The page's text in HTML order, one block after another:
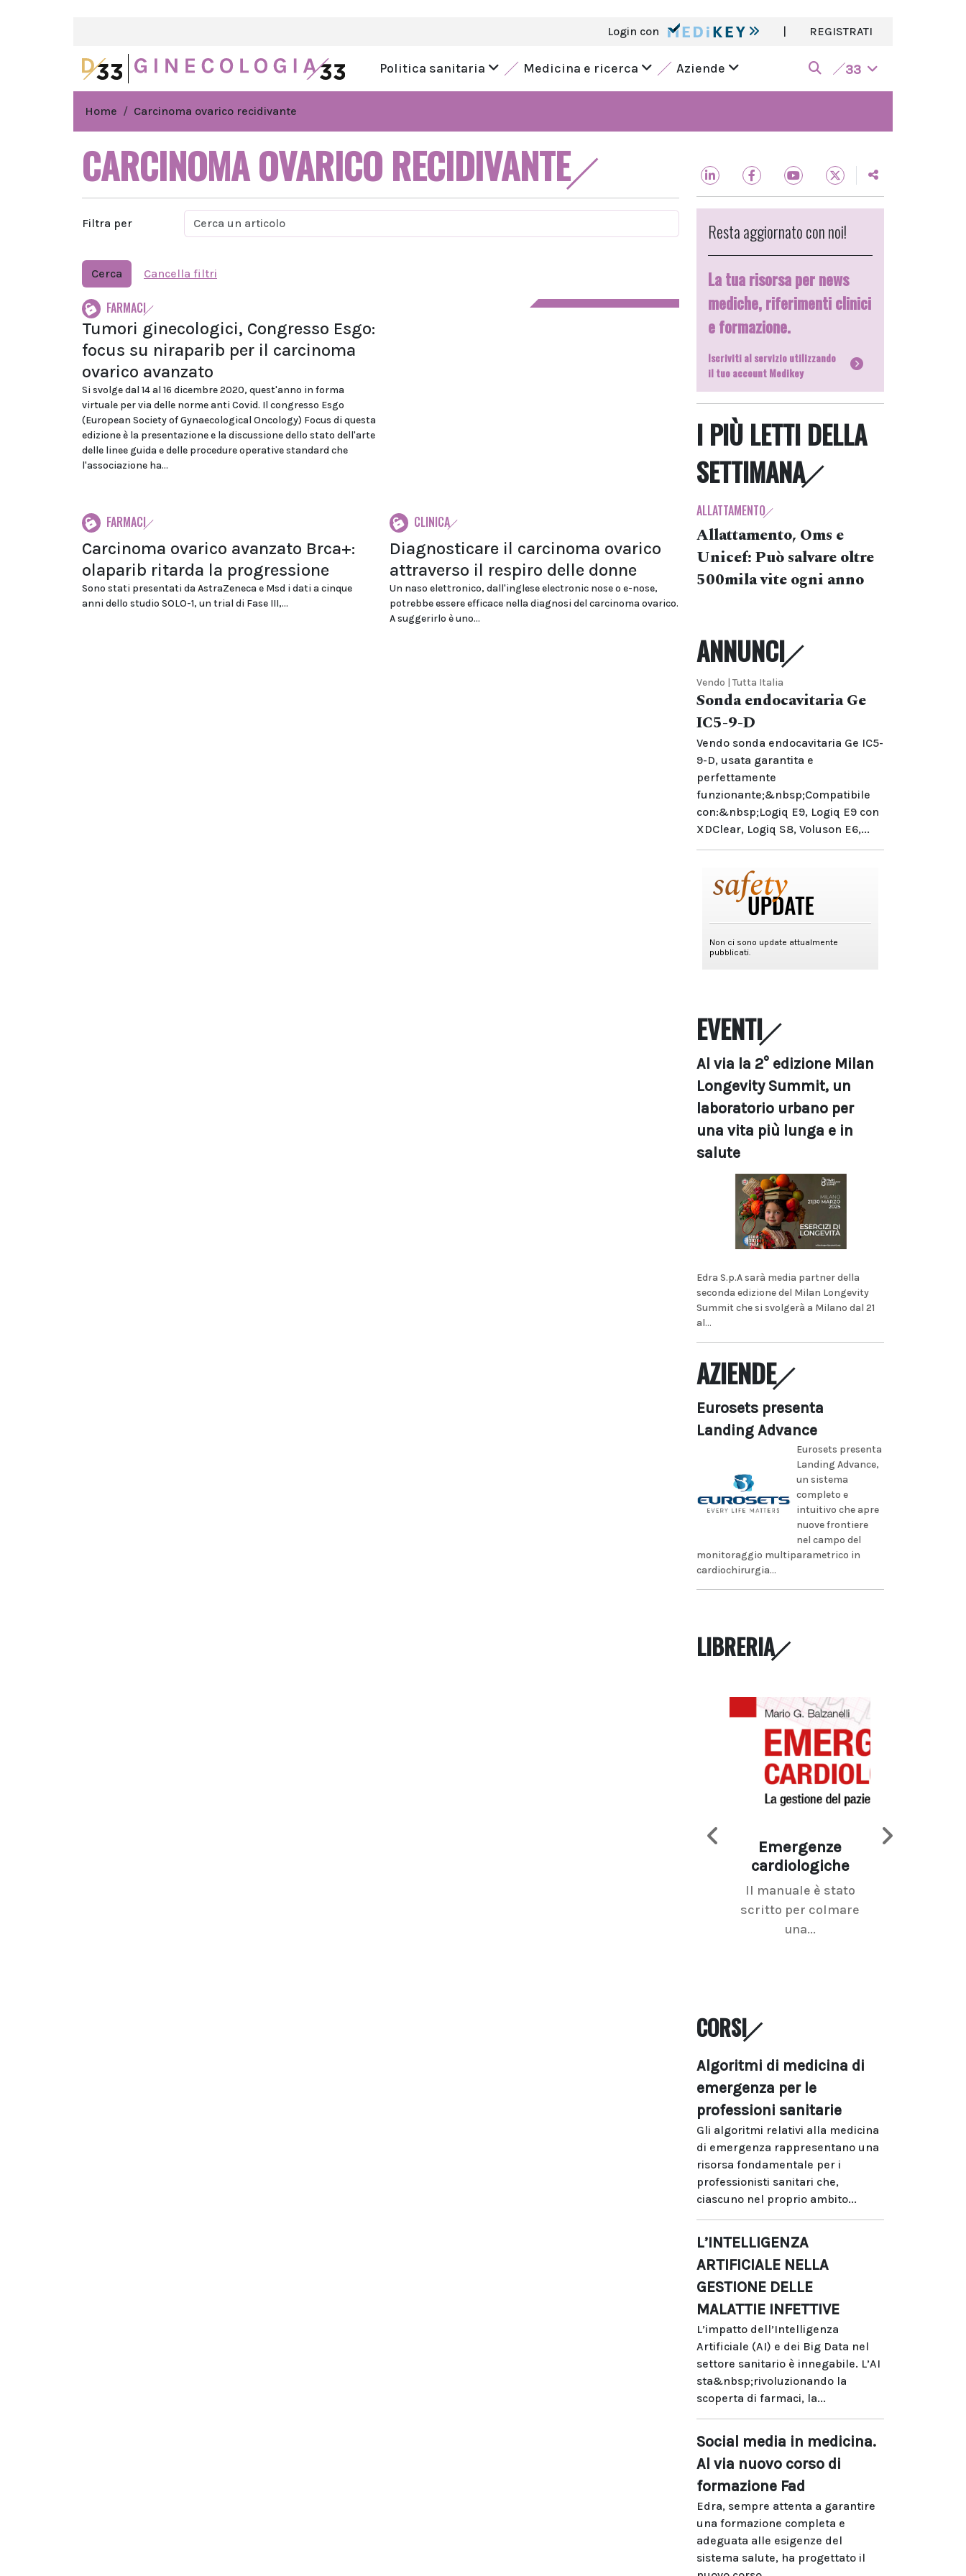
Login con | REGISTRATI
Politica sanitaria Medicina e ricerca Aziende 33
Home Carcinoma ovarico recidivante
CARCINOMA OVARICO RECIDIVANTE
Filtra per
Cerca Cancella filtri
FARMACI
Tumori ginecologici, Congresso Esgo:
focus su niraparib per il carcinoma
ovarico avanzato
Si svolge dal 14 al 16 dicembre 2020, quest'anno in forma
virtuale per via delle norme anti Covid. Il congresso Esgo
(European Society of Gynaecological Oncology) Focus di questa
edizione è la presentazione e la discussione dello stato dell'arte
delle linee guida e delle procedure operative standard che
l'associazione ha...
FARMACI
Carcinoma ovarico avanzato Brca+:
olaparib ritarda la progressione
Sono stati presentati da AstraZeneca e Msd i dati a cinque
anni dello studio SOLO-1, un trial di Fase III,...
CLINICA
Diagnosticare il carcinoma ovarico
attraverso il respiro delle donne
Un naso elettronico, dall'inglese electronic nose o e-nose,
potrebbe essere efficace nella diagnosi del carcinoma ovarico.
A suggerirlo è uno...
Resta aggiornato con noi!
La tua risorsa per news
mediche, riferimenti clinici
e formazione.
Iscriviti al servizio utilizzando
il tuo account Medikey
I PIÙ LETTI DELLA
SETTIMANA
ALLATTAMENTO
Allattamento, Oms e
Unicef: Può salvare oltre
500mila vite ogni anno
ANNUNCI
Vendo | Tutta Italia
Sonda endocavitaria Ge
IC5-9-D
Vendo sonda endocavitaria Ge IC5-
9-D, usata garantita e
perfettamente
funzionante;&nbsp;Compatibile
con:&nbsp;Logiq E9, Logiq E9 con
XDClear, Logiq S8, Voluson E6,...
EVENTI
Al via la 2° edizione Milan
Longevity Summit, un
laboratorio urbano per
una vita più lunga e in
salute
Edra S.p.A sarà media partner della
seconda edizione del Milan Longevity
Summit che si svolgerà a Milano dal 21
al...
AZIENDE
Eurosets presenta
Landing Advance
Eurosets presenta
Landing Advance,
un sistema
completo e
intuitivo che apre
nuove frontiere
nel campo del
monitoraggio multiparametrico in
cardiochirurgia...
LIBRERIA
Emergenze
cardiologiche
Il manuale è stato
scritto per colmare
una...
CORSI
Algoritmi di medicina di
emergenza per le
professioni sanitarie
Gli algoritmi relativi alla medicina
di emergenza rappresentano una
risorsa fondamentale per i
professionisti sanitari che,
ciascuno nel proprio ambito...
L’INTELLIGENZA
ARTIFICIALE NELLA
GESTIONE DELLE
MALATTIE INFETTIVE
L’impatto dell’Intelligenza
Artificiale (AI) e dei Big Data nel
settore sanitario è innegabile. L’AI
sta&nbsp;rivoluzionando la
scoperta di farmaci, la...
Social media in medicina.
Al via nuovo corso di
formazione Fad
Edra, sempre attenta a garantire
una formazione completa e
adeguata alle esigenze del
sistema salute, ha progettato il